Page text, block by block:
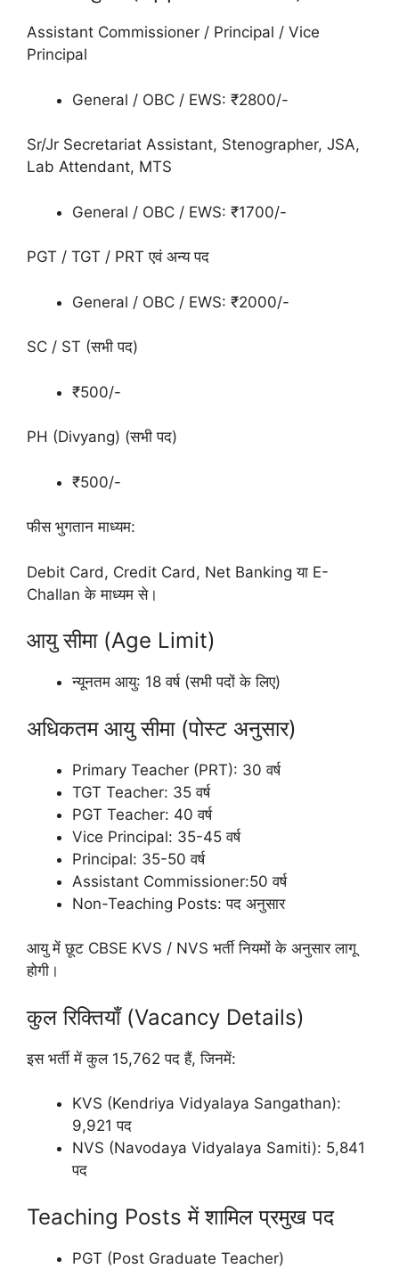
Assistant Commissioner / Principal / Vice
Principal
General / OBC / EWS: ₹2800/-
Sr/Jr Secretariat Assistant, Stenographer, JSA,
Lab Attendant, MTS
General / OBC / EWS: ₹1700/-
PGT / TGT / PRT एवं अन्य पद
General / OBC / EWS: ₹2000/-
SC / ST (सभी पद)
₹500/-
PH (Divyang) (सभी पद)
₹500/-
फीस भुगतान माध्यम:
Debit Card, Credit Card, Net Banking या E-
Challan के माध्यम से।
आयु सीमा (Age Limit)
न्यूनतम आयु: 18 वर्ष (सभी पदों के लिए)
अधिकतम आयु सीमा (पोस्ट अनुसार)
Primary Teacher (PRT): 30 वर्ष
TGT Teacher: 35 वर्ष
PGT Teacher: 40 वर्ष
Vice Principal: 35-45 वर्ष
Principal: 35-50 वर्ष
Assistant Commissioner:50 वर्ष
Non-Teaching Posts: पद अनुसार
आयु में छूट CBSE KVS / NVS भर्ती नियमों के अनुसार लागू
होगी।
कुल रिक्तियाँ (Vacancy Details)
इस भर्ती में कुल 15,762 पद हैं, जिनमें:
KVS (Kendriya Vidyalaya Sangathan):
9,921 पद
NVS (Navodaya Vidyalaya Samiti): 5,841
पद
Teaching Posts में शामिल प्रमुख पद
PGT (Post Graduate Teacher)